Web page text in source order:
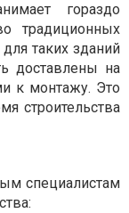
гораздо
традиционных
таких зданий
доставлены на
к монтажу. Это
строительства
специалистам